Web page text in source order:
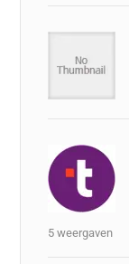
5 weergaven